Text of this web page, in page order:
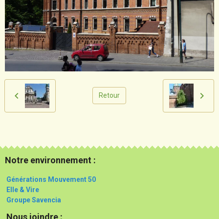
Retour
Notre environnement :
Générations Mouvement 50
Elle & Vire
Groupe Savencia
Nous joindre :